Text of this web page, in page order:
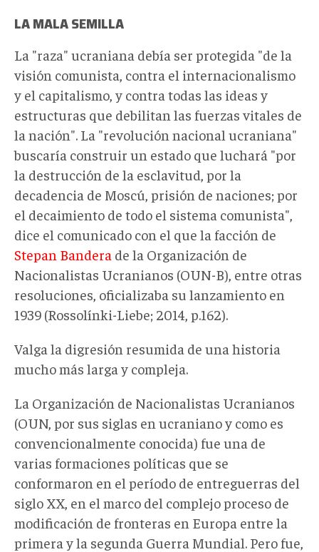
LA MALA SEMILLA
La "raza" ucraniana debía ser protegida "de la
visión comunista, contra el internacionalismo
y el capitalismo, y contra todas las ideas y
estructuras que debilitan las fuerzas vitales de
la nación". La "revolución nacional ucraniana"
buscaría construir un estado que luchará "por
la destrucción de la esclavitud, por la
decadencia de Moscú, prisión de naciones; por
el decaimiento de todo el sistema comunista",
dice el comunicado con el que la facción de
Stepan Bandera de la Organización de
Nacionalistas Ucranianos (OUN-B), entre otras
resoluciones, oficializaba su lanzamiento en
1939 (Rossolínki-Liebe; 2014, p.162).
Valga la digresión resumida de una historia
mucho más larga y compleja.
La Organización de Nacionalistas Ucranianos
(OUN, por sus siglas en ucraniano y como es
convencionalmente conocida) fue una de
varias formaciones políticas que se
conformaron en el período de entreguerras del
siglo XX, en el marco del complejo proceso de
modificación de fronteras en Europa entre la
primera y la segunda Guerra Mundial. Pero fue,